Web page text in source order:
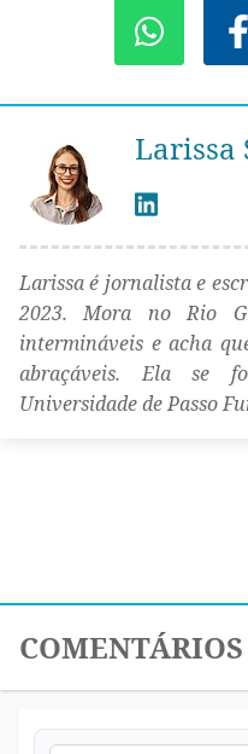
Larissa
Larissa é jornalista e
2023. Mora no Rio
intermináveis e acha
abraçáveis. Ela se
Universidade de Passo
COMENTÁRIOS